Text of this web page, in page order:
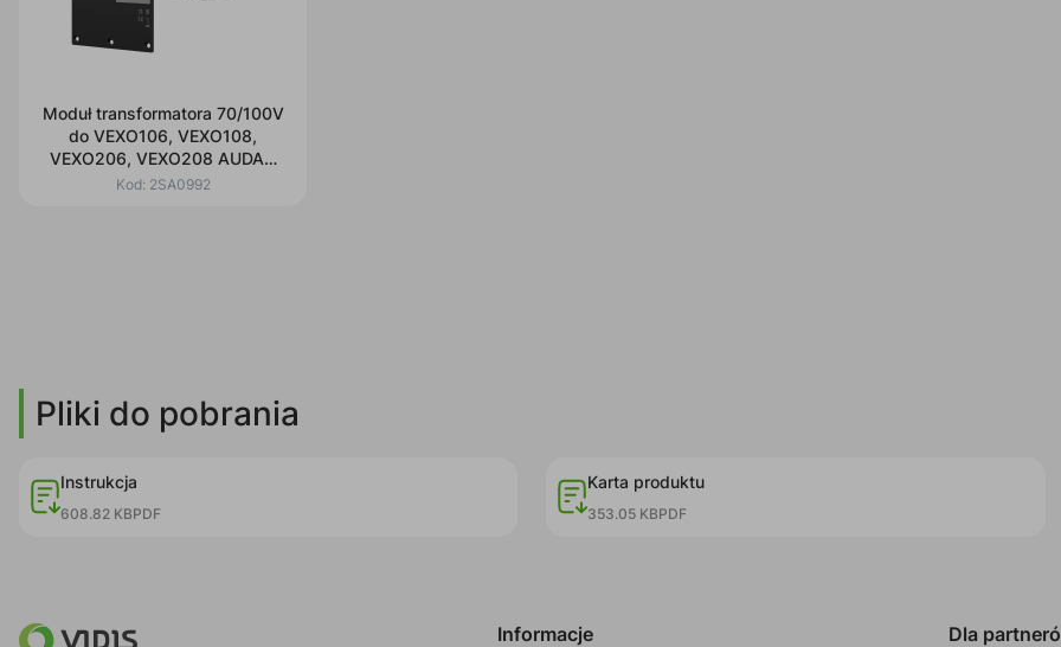
Moduł transformatora 70/100V
do VEXO106, VEXO108,
VEXO206, VEXO208 AUDAC
TRM012/B czarny
Kod: 2SA0992
Pliki do pobrania
Instrukcja
608.82 KBPDF
Karta produktu
353.05 KBPDF
Informacje Dla